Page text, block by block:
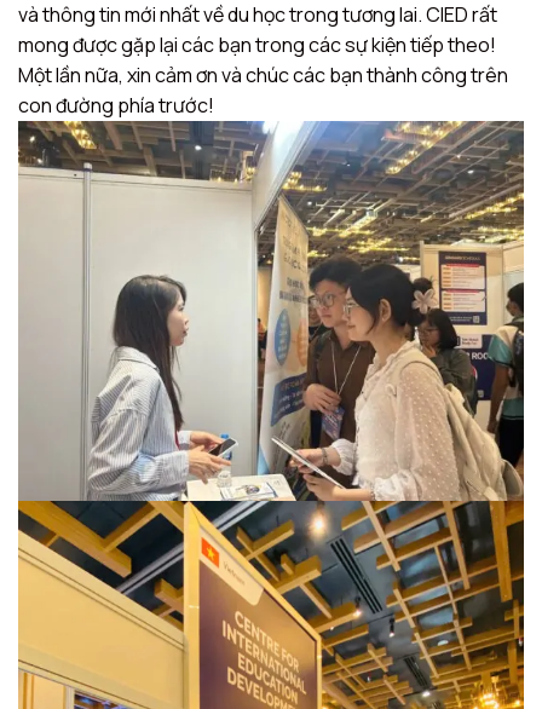
và thông tin mới nhất về du học trong tương lai. CIED rất
mong được gặp lại các bạn trong các sự kiện tiếp theo!
Một lần nữa, xin cảm ơn và chúc các bạn thành công trên
con đường phía trước!